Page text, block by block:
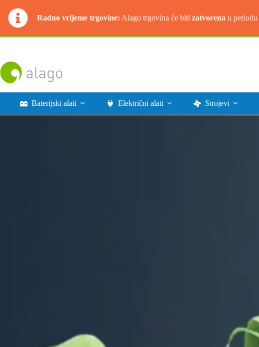
Radno vrijeme trgovine: Alago trgovina će biti zatvorena u periodu
Preskoči
Baterijski alati Električni alati Strojevi